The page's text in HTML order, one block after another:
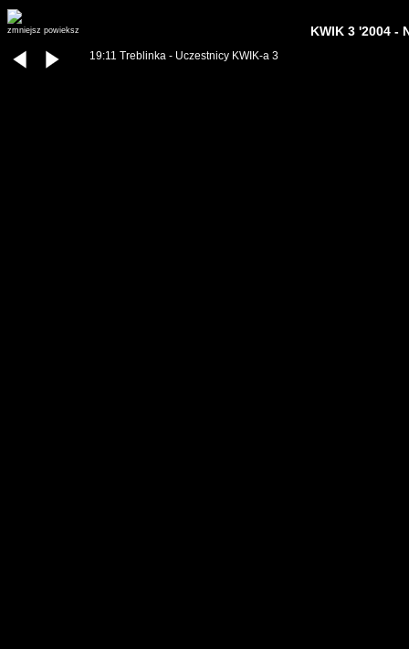
zmniejsz powieksz KWIK 3 '2004 -
19:11 Treblinka - Uczestnicy KWIK-a 3